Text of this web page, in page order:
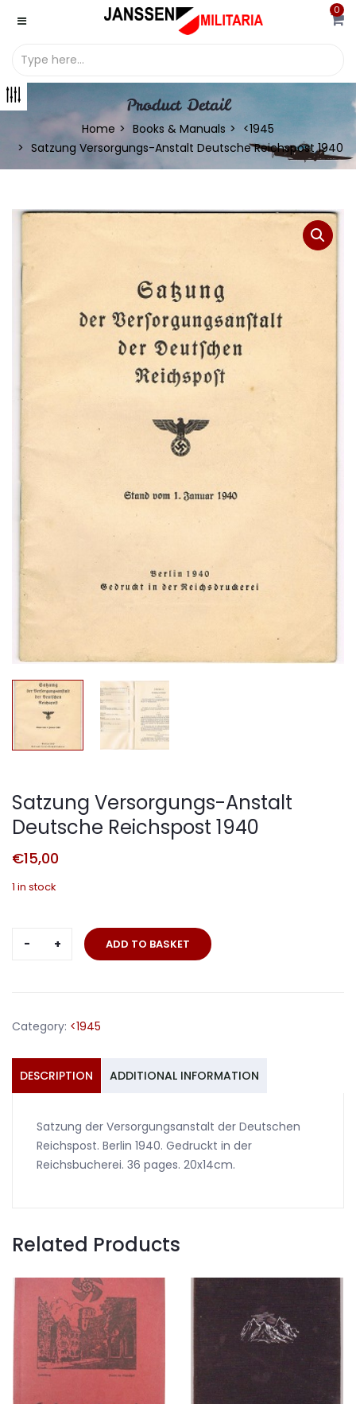
0
Product Detail
Home Books & Manuals
<1945
Satzung Versorgungs-Anstalt Deutsche Reichspost 1940
Satzung Versorgungs-Anstalt
Deutsche Reichspost 1940
€15,00
1 in stock
Satzung
Versorgungs-
1940
ADD TO BASKET
Category: <1945
DESCRIPTION ADDITIONAL INFORMATION
Satzung der Versorgungsanstalt der Deutschen
Reichspost. Berlin 1940. Gedruckt in der
Reichsbucherei. 36 pages. 20x14cm.
Related Products